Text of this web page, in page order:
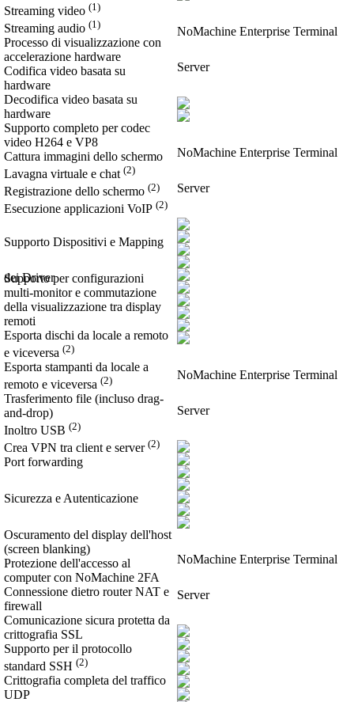
Streaming video (1)
Streaming audio (1)
Processo di visualizzazione con
accelerazione hardware
Codifica video basata su
hardware
Decodifica video basata su
hardware
Supporto completo per codec
video H264 e VP8
Cattura immagini dello schermo
Lavagna virtuale e chat (2)
Registrazione dello schermo (2)
Esecuzione applicazioni VoIP (2)
Supporto Dispositivi e Mapping
dei Driver
Supporto per configurazioni
multi-monitor e commutazione
della visualizzazione tra display
remoti
Esporta dischi da locale a remoto
e viceversa (2)
Esporta stampanti da locale a
remoto e viceversa (2)
Trasferimento file (incluso drag-
and-drop)
Inoltro USB (2)
Crea VPN tra client e server (2)
Port forwarding
Sicurezza e Autenticazione
Oscuramento del display dell'host
(screen blanking)
Protezione dell'accesso al
computer con NoMachine 2FA
Connessione dietro router NAT e
firewall
Comunicazione sicura protetta da
crittografia SSL
Supporto per il protocollo
standard SSH (2)
Crittografia completa del traffico
UDP
NoMachine Enterprise Terminal
Server
NoMachine Enterprise Terminal
Server
NoMachine Enterprise Terminal
Server
NoMachine Enterprise Terminal
Server